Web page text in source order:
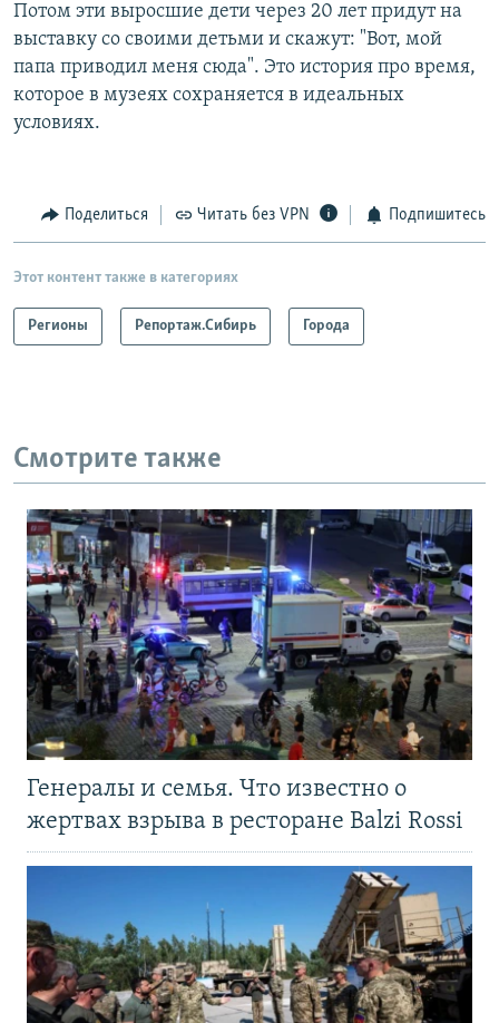
Потом эти выросшие дети через 20 лет придут на
выставку со своими детьми и скажут: "Вот, мой
папа приводил меня сюда". Это история про время,
которое в музеях сохраняется в идеальных
условиях.
Поделиться Читать без VPN Подпишитесь
Этот контент также в категориях
Регионы Репортаж.Сибирь Города
Смотрите также
Генералы и семья. Что известно о
жертвах взрыва в ресторане Balzi Rossi